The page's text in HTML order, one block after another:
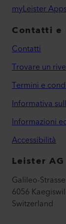
myLeister
Contatti e
Contatti
Trovare un
Termini e
Informativa
Informazioni
Accessibilità
Leister AG
Galileo-
6056 Kaegiswil
Switzerland